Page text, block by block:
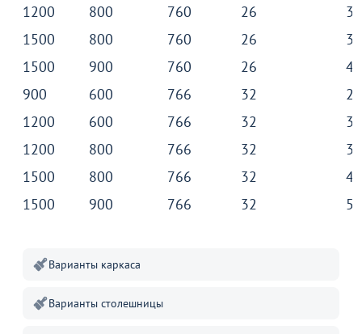
1200
800 760 26
1500
800 760 26
1500
900 760 26
900
600 766 32
1200
600 766 32
1200
800 766 32
1500
800 766 32
1500
900 766 32
Варианты каркаса
Варианты столешницы
на стулья ХИТ 20/25!
Перейдите, чтобы узнать
подробности